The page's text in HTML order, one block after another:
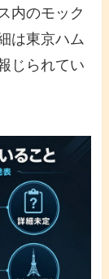
内のモック
は東京ハム
じられてい